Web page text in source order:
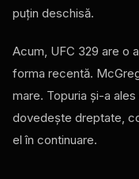
puțin deschisă.
Acum, UFC 329 are o
forma recentă.
mare. Topuria și-a
dovedește dreptate,
el în continuare.